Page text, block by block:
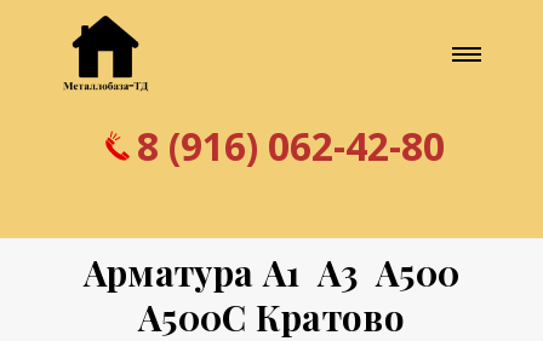
8 (916) 062-42-80
Арматура А1 А3 А500
А500С Кратово